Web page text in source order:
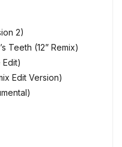
2)
Teeth (12” Remix)
Edit)
Edit Version)